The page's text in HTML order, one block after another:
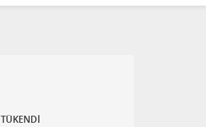
TÜKENDİ